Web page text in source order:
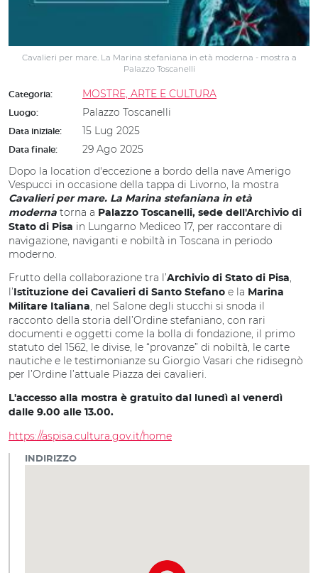
Cavalieri per mare. La Marina stefaniana in età moderna - mostra a
Palazzo Toscanelli
Categoria: MOSTRE, ARTE E CULTURA
Luogo: Palazzo Toscanelli
Data iniziale: 15 Lug 2025
Data finale:
29 Ago 2025
Dopo la location d'eccezione a bordo della nave Amerigo
Vespucci in occasione della tappa di Livorno, la mostra
Cavalieri per mare. La Marina stefaniana in età
moderna torna a Palazzo Toscanelli, sede dell'Archivio di
Stato di Pisa in Lungarno Mediceo 17, per raccontare di
navigazione, naviganti e nobiltà in Toscana in periodo
moderno.
Frutto della collaborazione tra l’Archivio di Stato di Pisa,
l’ Istituzione dei Cavalieri di Santo Stefano e la Marina
Militare Italiana, nel Salone degli stucchi si snoda il
racconto della storia dell’Ordine stefaniano, con rari
documenti e oggetti come la bolla di fondazione, il primo
statuto del 1562, le divise, le “provanze” di nobiltà, le carte
nautiche e le testimonianze su Giorgio Vasari che ridisegnò
per l’Ordine l’attuale Piazza dei cavalieri.
L'accesso alla mostra è gratuito dal lunedì al venerdì
dalle 9.00 alle 13.00.
https://aspisa.cultura.gov.it/home
INDIRIZZO